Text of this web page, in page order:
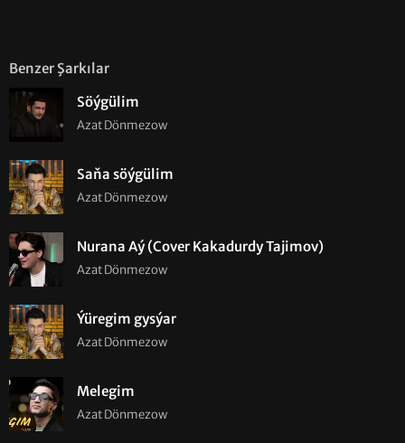
Benzer Şarkılar
Söýgülim
Azat Dönmezow
Saňa söýgülim
Azat Dönmezow
Nurana Aý (Cover Kakadurdy Tajimov)
Azat Dönmezow
Ýüregim gysýar
Azat Dönmezow
Melegim
Azat Dönmezow